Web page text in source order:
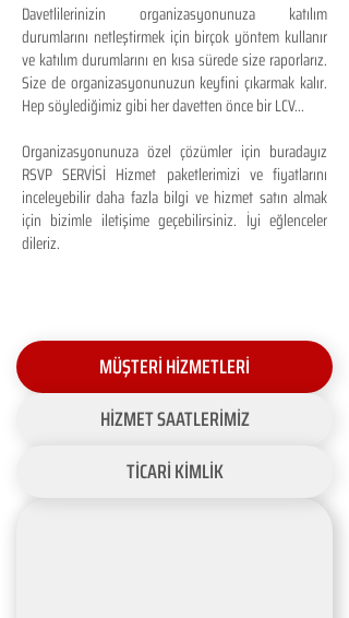
Davetlilerinizin organizasyonunuza katılım
durumlarını netleştirmek için birçok yöntem kullanır
ve katılım durumlarını en kısa sürede size raporlarız.
Size de organizasyonunuzun keyfini çıkarmak kalır.
Hep söylediğimiz gibi her davetten önce bir LCV...
Organizasyonunuza özel çözümler için buradayız
RSVP SERVİSİ Hizmet paketlerimizi ve fiyatlarını
inceleyebilir daha fazla bilgi ve hizmet satın almak
için bizimle iletişime geçebilirsiniz. İyi eğlenceler
dileriz.
MÜŞTERİ HİZMETLERİ
HİZMET SAATLERİMİZ
TİCARİ KİMLİK